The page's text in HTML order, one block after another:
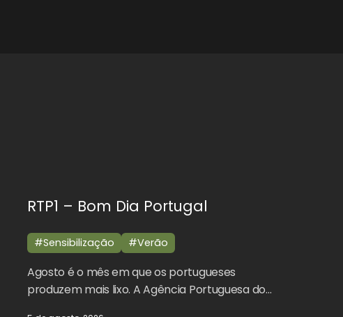
RTP1 – Bom Dia Portugal
#Sensibilização #Verão
Agosto é o mês em que os portugueses
produzem mais lixo. A Agência Portuguesa do…